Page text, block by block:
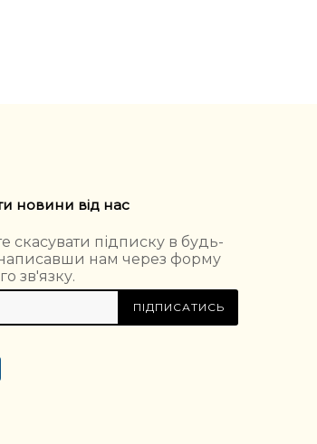
новини від нас
скасувати підписку в будь-
нам через форму
зв'язку.
ПІДПИСАТИСЬ